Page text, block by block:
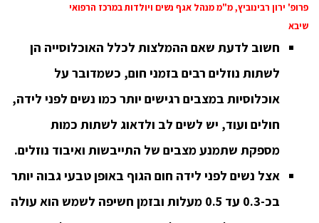
פרופ' ירון רבינוביץ, מ"מ מנהל אגף נשים ויולדות במרכז הרפואי
שיבא
חשוב לדעת שאם ההמלצות לכלל האוכלוסייה הן
לשתות נוזלים רבים בזמני חום, כשמדובר על
אוכלוסיות במצבים רגישים יותר כמו נשים לפני לידה,
חולים ועוד, יש לשים לב ולדאוג לשתות כמות
מספקת שתמנע מצבים של התייבשות ואיבוד נוזלים.
אצל נשים לפני לידה חום הגוף באופן טבעי גבוה יותר
בכ-0.3 עד 0.5 מעלות ובזמן חשיפה לשמש הוא עולה